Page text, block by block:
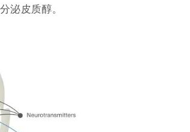
泌皮质醇。